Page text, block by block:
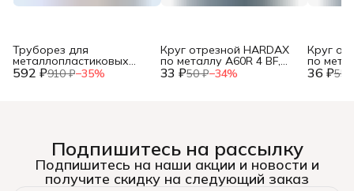
592 ₽910 ₽−35%
Труборез для
металлопластиковых
труб, до 42мм, (шт.) 33 ₽50 ₽−34%
Круг отрезной HARDAX
по металлу A60R 4 BF,
125 х 1,2 х 22 мм, (шт.) 36 ₽55
Круг
по
125 х
Подпишитесь на рассылку
Подпишитесь на наши акции и новости и
получите скидку на следующий заказ